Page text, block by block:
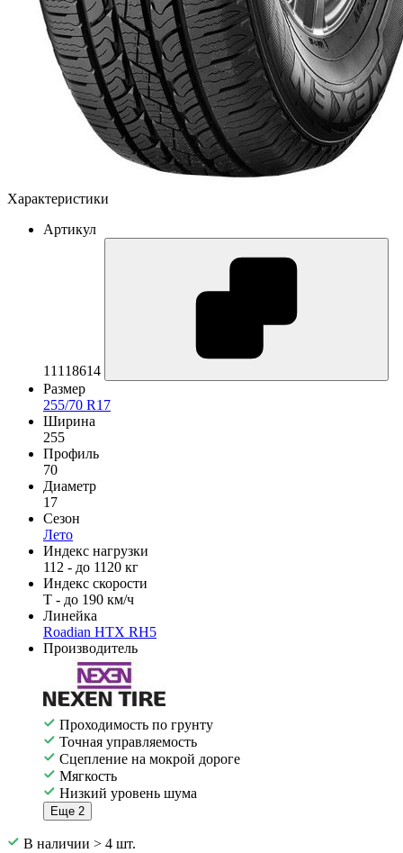
Характеристики
Артикул
11118614
Размер
255/70 R17
Ширина
255
Профиль
70
Диаметр
17
Сезон
Лето
Индекс нагрузки
112 - до 1120 кг
Индекс скорости
T - до 190 км/ч
Линейка
Roadian HTX RH5
Производитель
Проходимость по грунту
Точная управляемость
Сцепление на мокрой дороге
Мягкость
Низкий уровень шума
Еще 2
В наличии > 4 шт.